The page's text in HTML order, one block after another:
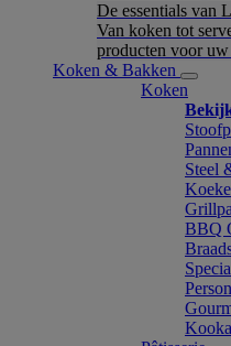
De essentials van
Van koken tot
producten voor
Koken & Bakken
Koken
Steel
BBQ